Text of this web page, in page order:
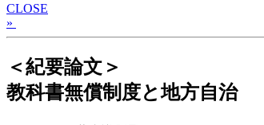
CLOSE
»
＜紀要論文＞
教科書無償制度と地方自治